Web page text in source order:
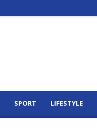
SPORT LIFESTYLE